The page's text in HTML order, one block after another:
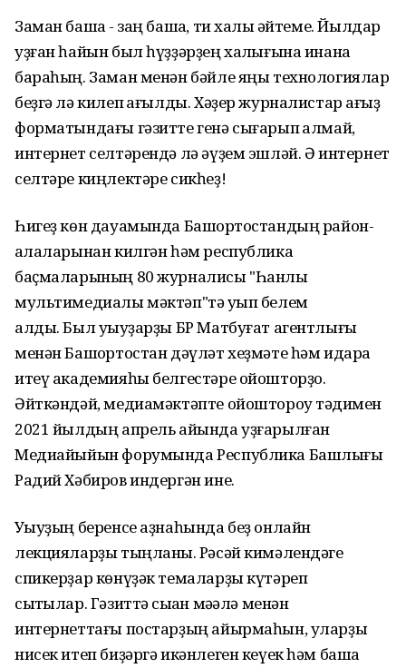
Заман башҡа - заң башҡа, ти халыҡ әйтеме. Йылдар
уҙған һайын был һүҙҙәрҙең хаҡлығына инана
бараһың. Заман менән бәйле яңы технологиялар
беҙгә лә килеп ҡағылды. Хәҙер журналистар ҡағыҙ
форматындағы гәзитте генә сығарып ҡалмай,
интернет селтәрендә лә әүҙем эшләй. Ә интернет
селтәре киңлектәре сикһеҙ!
Һигеҙ көн дауамында Башҡортостандың район-
ҡалаларынан килгән һәм республика
баҫмаларының 80 журналисы "Һанлы
мультимедиалы мәктәп"тә уҡып белем
алды. Был уҡыуҙарҙы БР Матбуғат агентлығы
менән Башҡортостан дәүләт хеҙмәте һәм идара
итеү академияһы белгестәре ойошторҙо.
Әйткәндәй, медиамәктәпте ойоштороу тәҡдимен
2021 йылдың апрель айында уҙғарылған
Медиайыйын форумында Республика Башлығы
Радий Хәбиров индергән ине.
Уҡыуҙың беренсе аҙнаһында беҙ онлайн
лекцияларҙы тыңланыҡ. Рәсәй кимәлендәге
спикерҙар көнүҙәк темаларҙы күтәреп
сыҡтылар. Гәзиттә сыҡҡан мәҡәлә менән
интернеттағы постарҙың айырмаһын, уларҙы
нисек итеп биҙәргә икәнлеген кеүек һәм башҡа